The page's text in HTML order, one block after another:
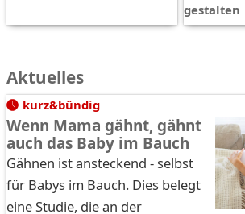
gestalten
Aktuelles
kurz&bündig
Wenn Mama gähnt, gähnt
auch das Baby im Bauch
Gähnen ist ansteckend - selbst
für Babys im Bauch. Dies belegt
eine Studie, die an der